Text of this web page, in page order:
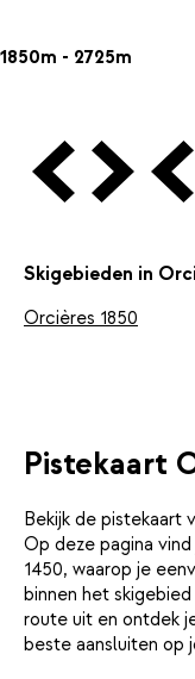
1850m - 2725m
Vorige Volgende
Skigebieden in
Orcières 1850
Pistekaart
Bekijk de pistekaart
Op deze pagina
1450, waarop je
binnen het
route uit en ontdek
beste aansluiten op